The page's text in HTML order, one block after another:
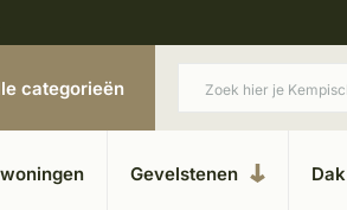
in kempische bouwstijl
categorieën
Gevelstenen Dak